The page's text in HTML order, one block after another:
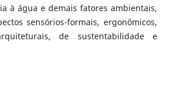
à água e demais fatores ambientais,
sensórios-formais, ergonômicos,
de sustentabilidade e